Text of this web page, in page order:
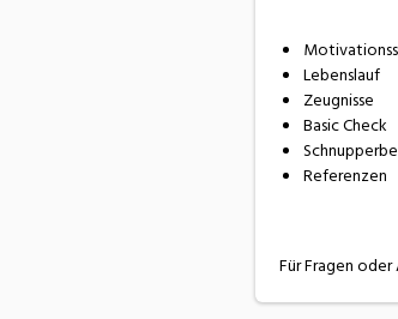
Lebenslauf
Zeugnisse
Basic Check
Referenzen
Für Fragen